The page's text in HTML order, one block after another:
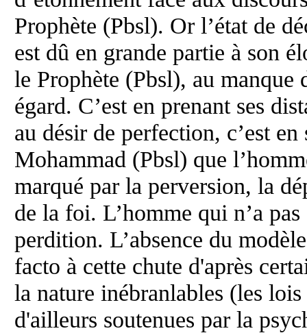
Prophète (Pbsl). Or l’état de
est dû en grande partie à son
le Prophète (Pbsl), au manque
égard. C’est en prenant ses
au désir de perfection, c’est
Mohammad (Pbsl) que
marqué par la perversion, la
de la foi. L’homme qui n’a
perdition. L’absence du
facto à cette chute d'après
la nature inébranlables (les
d'ailleurs soutenues par la